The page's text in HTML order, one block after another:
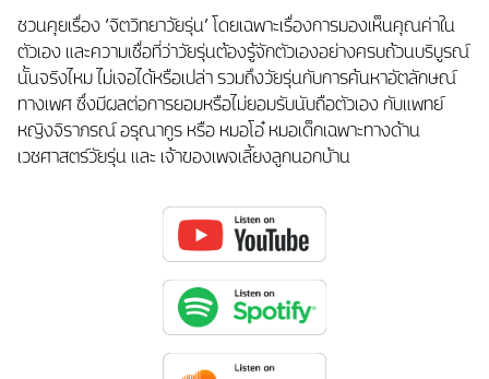
ชวนคุยเรื่อง ‘จิตวิทยาวัยรุ่น’ โดยเฉพาะเรื่องการมองเห็นคุณค่าใน
ตัวเอง และความเชื่อที่ว่าวัยรุ่นต้องรู้จักตัวเองอย่างครบถ้วนบริบูรณ์
นั้นจริงไหม ไม่เจอได้หรือเปล่า รวมถึงวัยรุ่นกับการค้นหาอัตลักษณ์
ทางเพศ ซึ่งมีผลต่อการยอมหรือไม่ยอมรับนับถือตัวเอง กับแพทย์
หญิงจิราภรณ์ อรุณากูร หรือ หมอโอ๋ หมอเด็กเฉพาะทางด้าน
เวชศาสตร์วัยรุ่น และ เจ้าของเพจเลี้ยงลูกนอกบ้าน